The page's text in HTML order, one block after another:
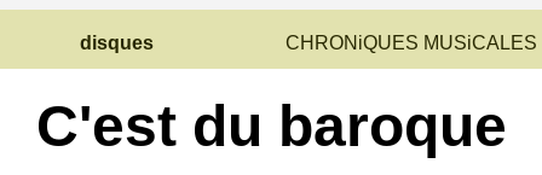
disques CHRONiQUES MUSiCALES
C'est du baroque